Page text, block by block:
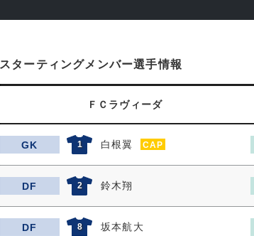
スターティングメンバー選手情報
ＦＣラヴィーダ
GK 1 白根翼 CAP
DF 2 鈴木翔
DF 8 坂本航大